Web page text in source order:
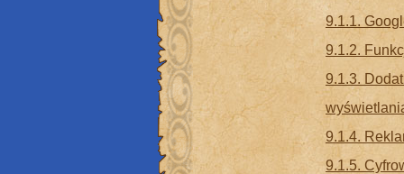
9.1.1.
9.1.2.
9.1.3.
9.1.4.
9.1.5.